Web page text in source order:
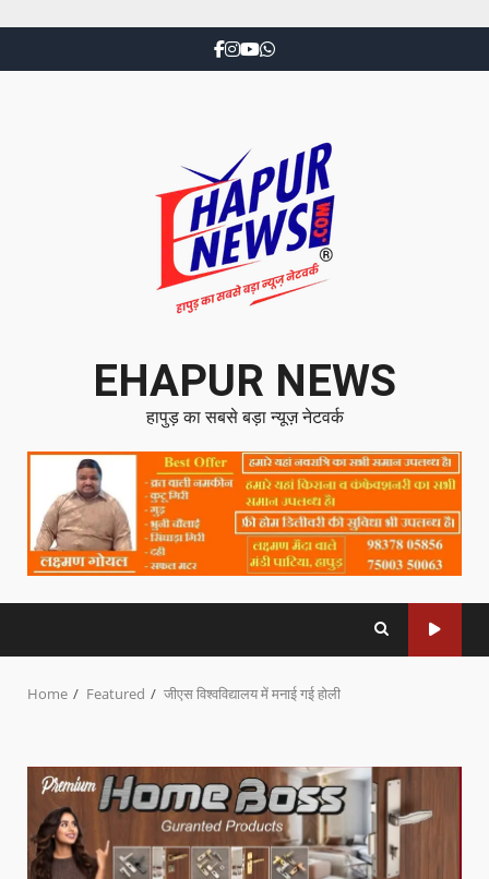
EHAPUR NEWS
हापुड़ का सबसे बड़ा न्यूज़ नेटवर्क
Home Featured जीएस विश्वविद्यालय में मनाई गई होली